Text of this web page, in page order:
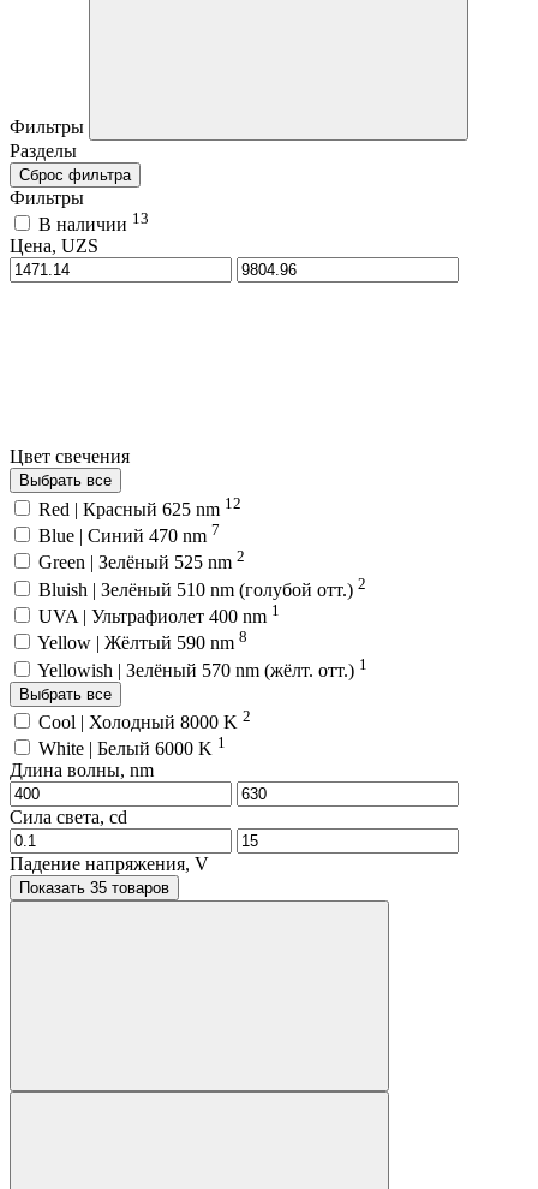
Фильтры
Разделы
Сброс фильтра
Фильтры
В наличии 13
Цена, UZS
Цвет свечения
Выбрать все
Red | Красный 625 nm 12
Blue | Синий 470 nm 7
Green | Зелёный 525 nm 2
Bluish | Зелёный 510 nm (голубой отт.) 2
UVA | Ультрафиолет 400 nm 1
Yellow | Жёлтый 590 nm 8
Yellowish | Зелёный 570 nm (жёлт. отт.) 1
Выбрать все
Cool | Холодный 8000 K 2
White | Белый 6000 K 1
Длина волны, nm
Сила света, cd
Падение напряжения, V
Показать 35 товаров